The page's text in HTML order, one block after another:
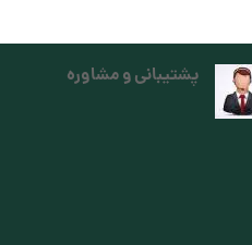
پشتیبانی و مشاوره